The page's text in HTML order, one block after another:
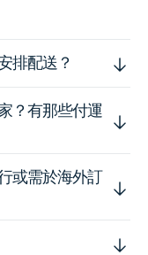
排配送？
？有那些付運
或需於海外訂